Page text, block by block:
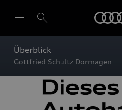
Überblick
Gottfried Schultz Dormagen